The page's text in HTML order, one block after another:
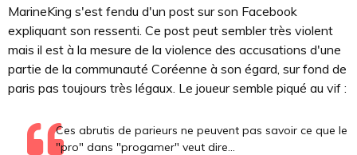
MarineKing s'est fendu d'un post sur son Facebook
expliquant son ressenti. Ce post peut sembler très violent
mais il est à la mesure de la violence des accusations d'une
partie de la communauté Coréenne à son égard, sur fond de
paris pas toujours très légaux. Le joueur semble piqué au vif :
Ces abrutis de parieurs ne peuvent pas savoir ce que le
"pro" dans "progamer" veut dire...